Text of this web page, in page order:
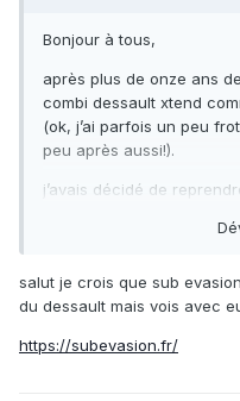
Bonjour à tous,
après plus de onze ans
combi dessault xtend
(ok, j’ai parfois un peu
peu après aussi!).
j’avais décidé de
et que les superbes
la qualité antérieure des
ça n’a plus rien de
salut je crois que sub
du dessault mais vois avec
https://subevasion.fr/